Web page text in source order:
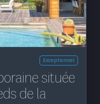
Exceptionnel
située
de la